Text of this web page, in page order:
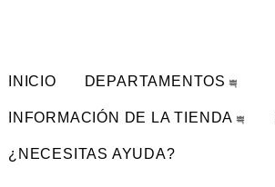
INICIO DEPARTAMENTOS
INFORMACIÓN DE LA TIENDA
¿NECESITAS AYUDA?